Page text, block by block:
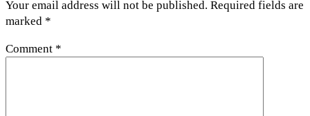
Your email address will not be published. Required fields are
marked *
Comment *